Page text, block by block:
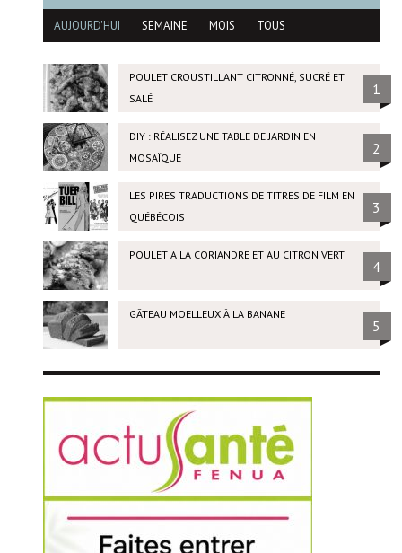
AUJOURD'HUI SEMAINE MOIS TOUS
POULET CROUSTILLANT CITRONNÉ, SUCRÉ ET
SALÉ
1
DIY : RÉALISEZ UNE TABLE DE JARDIN EN
MOSAÏQUE
2
LES PIRES TRADUCTIONS DE TITRES DE FILM EN
QUÉBÉCOIS
3
POULET À LA CORIANDRE ET AU CITRON VERT
4
GÂTEAU MOELLEUX À LA BANANE
5